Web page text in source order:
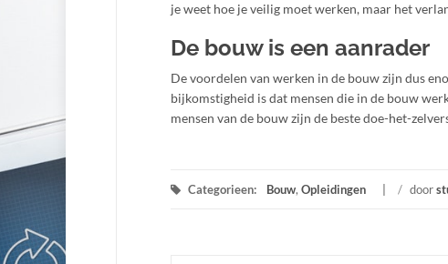
je weet hoe je veilig moet werken, maar het
De bouw is een aanrader
De voordelen van werken in de bouw zijn dus
bijkomstigheid is dat mensen die in de bouw
mensen van de bouw zijn de beste doe-het-
Categorieen: Bouw, Opleidingen / door